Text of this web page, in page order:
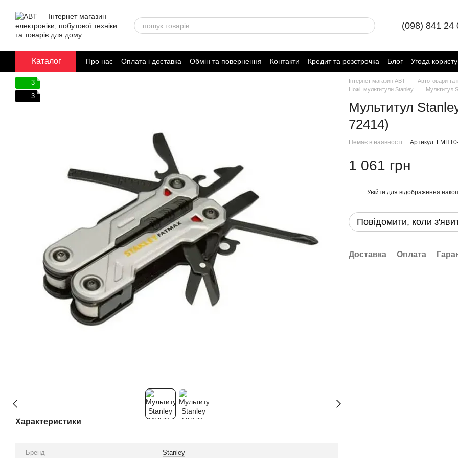
(098) 841 24
Каталог Про нас Оплата і доставка Обмін та повернення Контакти Кредит та розстрочка Блог
Угода
Договір публічної оферти
3
3
Характеристики
Бренд Stanley
Інтернет магазин ABT
Автотовари та
Ножі, мультитули Stanley
Мультитул
Мультитул
72414)
Немає в наявності Артикул:
1 061 грн
Увійти для відображення
Повідомити, коли
Доставка Оплата